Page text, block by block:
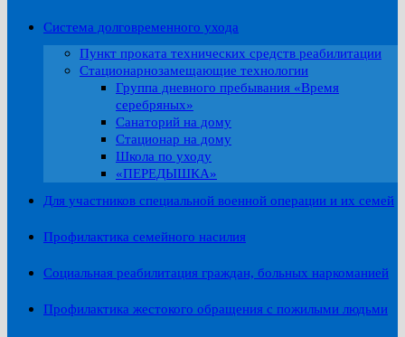
Система долговременного ухода
Пункт проката технических средств реабилитации
Стационарнозамещающие технологии
Группа дневного пребывания «Время
серебряных»
Санаторий на дому
Стационар на дому
Школа по уходу
«ПЕРЕДЫШКА»
Для участников специальной военной операции и их семей
Профилактика семейного насилия
Социальная реабилитация граждан, больных наркоманией
Профилактика жестокого обращения с пожилыми людьми